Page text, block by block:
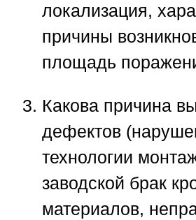
локализация,
причины
площадь
Какова причина
дефектов
технологии
заводской брак
материалов,